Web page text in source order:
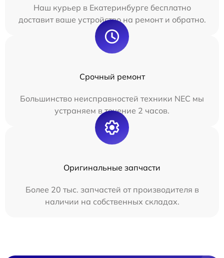
Наш курьер в Екатеринбурге бесплатно
доставит ваше устройство на ремонт и обратно.
Срочный ремонт
Большинство неисправностей техники NEC мы
устраняем в течение 2 часов.
Оригинальные запчасти
Более 20 тыс. запчастей от производителя в
наличии на собственных складах.